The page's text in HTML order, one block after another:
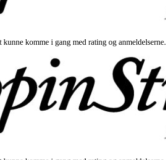
komme i gang med rating og anmeldelserne.